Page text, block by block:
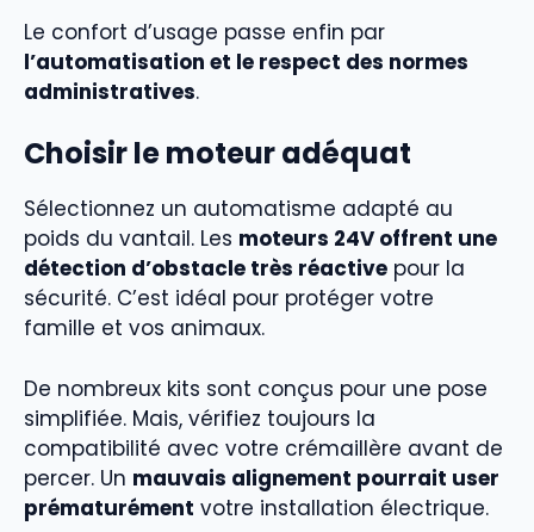
Le confort d’usage passe enfin par
l’automatisation et le respect des normes
administratives.
Choisir le moteur adéquat
Sélectionnez un automatisme adapté au
poids du vantail. Les moteurs 24V offrent une
détection d’obstacle très réactive pour la
sécurité. C’est idéal pour protéger votre
famille et vos animaux.
De nombreux kits sont conçus pour une pose
simplifiée. Mais, vérifiez toujours la
compatibilité avec votre crémaillère avant de
percer. Un mauvais alignement pourrait user
prématurément votre installation électrique.